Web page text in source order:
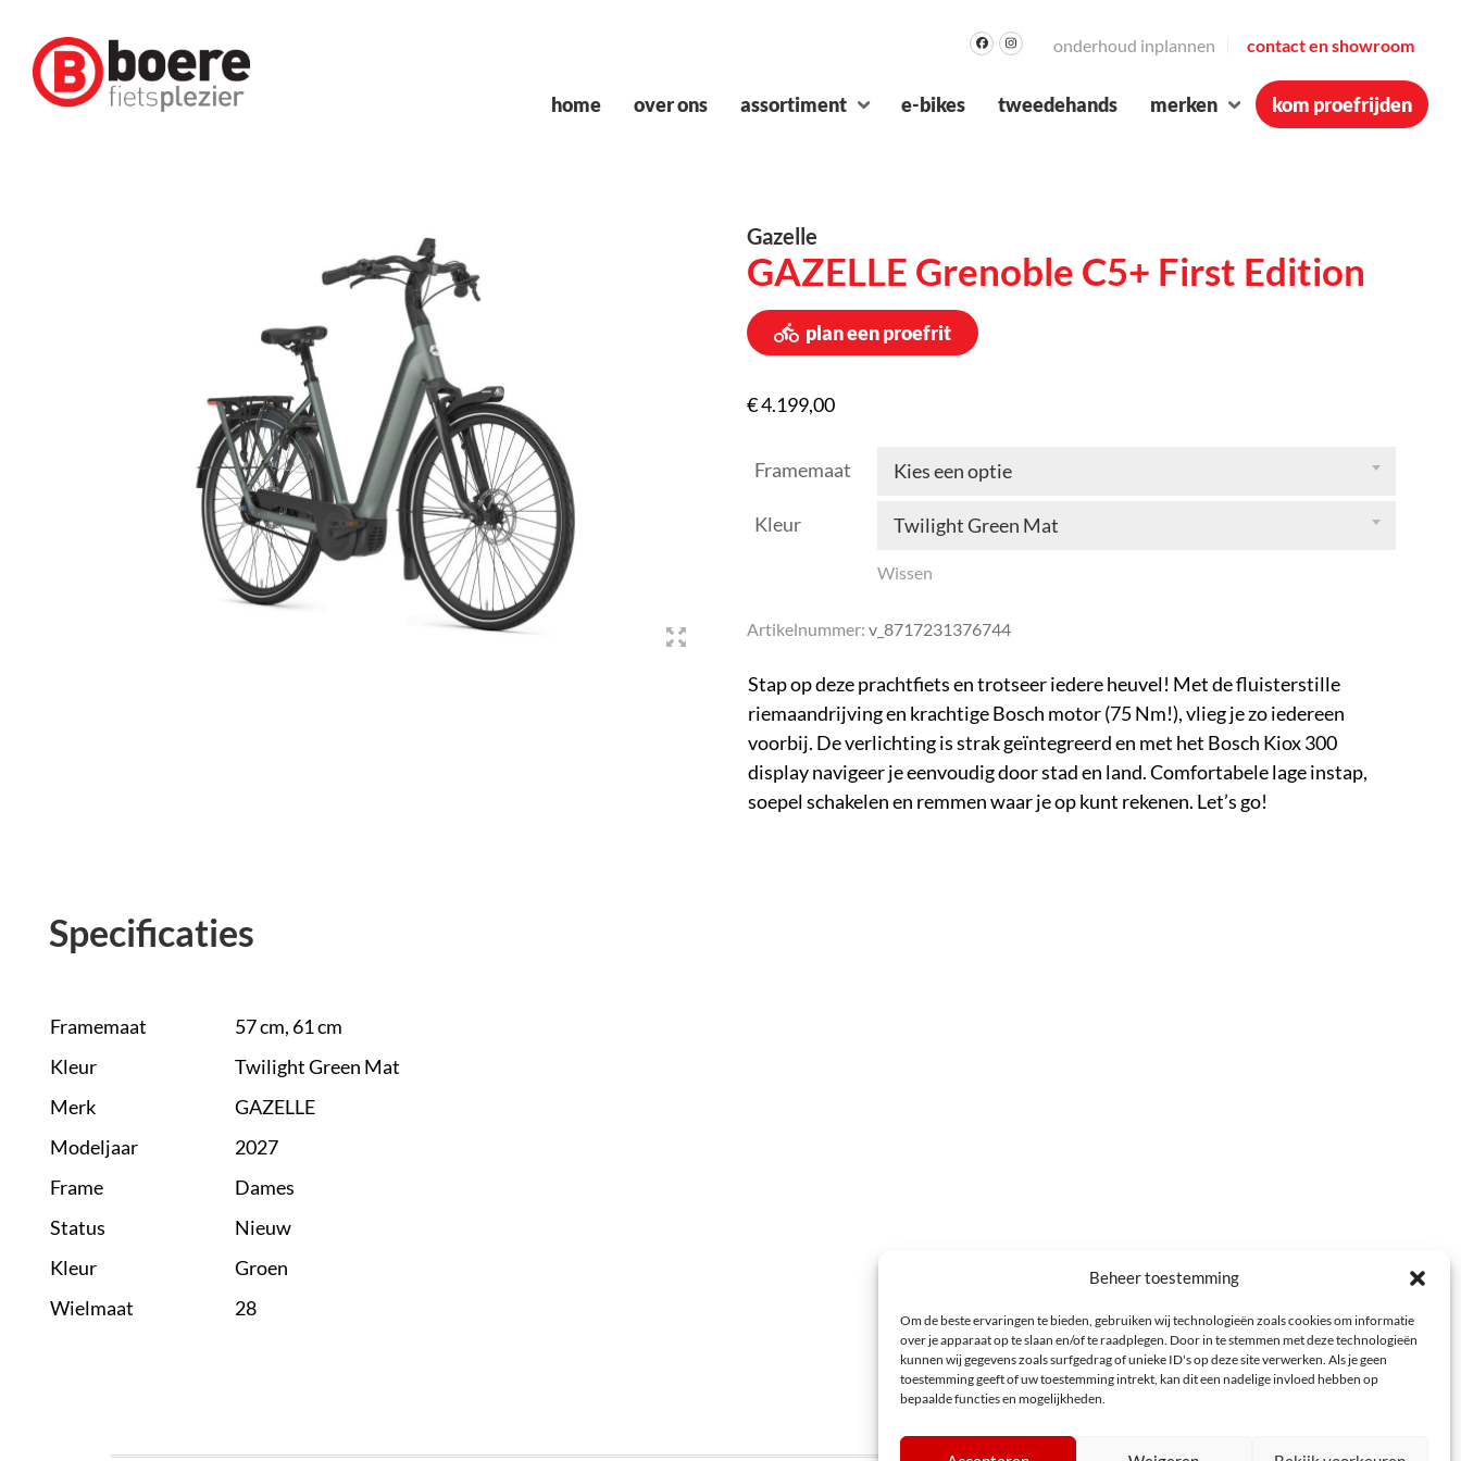
Beheer toestemming
Om de beste ervaringen te bieden, gebruiken wij technologieën zoals cookies om informatie
over je apparaat op te slaan en/of te raadplegen. Door in te stemmen met deze technologieën
kunnen wij gegevens zoals surfgedrag of unieke ID's op deze site verwerken. Als je geen
toestemming geeft of uw toestemming intrekt, kan dit een nadelige invloed hebben op
bepaalde functies en mogelijkheden.
onderhoud inplannen contact en showroom
home over ons assortiment e-bikes tweedehands merken kom proefrijden
Gazelle
GAZELLE Grenoble C5+ First Edition
plan een proefrit
€4.199,00
Framemaat Kies een optie
Kleur Twilight Green Mat
Wissen
Artikelnummer: v_8717231376744
Stap op deze prachtfiets en trotseer iedere heuvel! Met de fluisterstille
riemaandrijving en krachtige Bosch motor (75 Nm!), vlieg je zo iedereen
voorbij. De verlichting is strak geïntegreerd en met het Bosch Kiox 300
display navigeer je eenvoudig door stad en land. Comfortabele lage instap,
soepel schakelen en remmen waar je op kunt rekenen. Let’s go!
Specificaties
Framemaat
57 cm, 61 cm
Kleur
Twilight Green Mat
Merk
GAZELLE
Modeljaar
2027
Frame
Dames
Status
Nieuw
Kleur
Groen
Wielmaat
28